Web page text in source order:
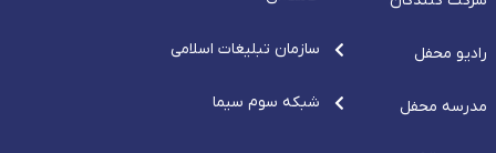
رادیو محفل
مدرسه محفل
سازمان تبلیغات اسلامی
شبکه سوم سیما